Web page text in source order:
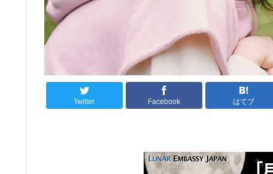
Twitter Facebook はてブ